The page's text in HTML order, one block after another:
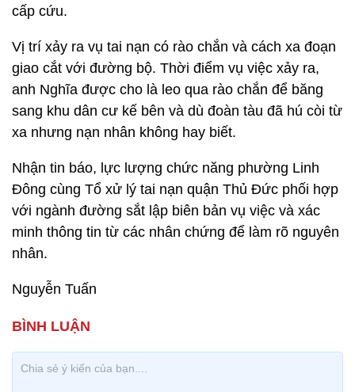
cấp cứu.
Vị trí xảy ra vụ tai nạn có rào chắn và cách xa đoạn
giao cắt với đường bộ. Thời điểm vụ việc xảy ra,
anh Nghĩa được cho là leo qua rào chắn để băng
sang khu dân cư kế bên và dù đoàn tàu đã hú còi từ
xa nhưng nạn nhân không hay biết.
Nhận tin báo, lực lượng chức năng phường Linh
Đông cùng Tổ xử lý tai nạn quận Thủ Đức phối hợp
với ngành đường sắt lập biên bản vụ việc và xác
minh thông tin từ các nhân chứng để làm rõ nguyên
nhân.
Nguyễn Tuấn